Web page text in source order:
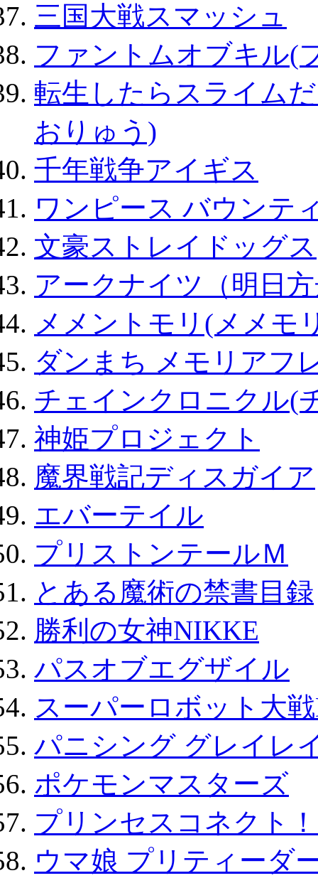
三国大戦スマッシュ
ファントムオブキル(
転生したらスライム
おりゅう)
千年戦争アイギス
ワンピース バウンテ
文豪ストレイドッグス
アークナイツ（明日
メメントモリ(メメモ
ダンまち メモリアフ
チェインクロニクル(
神姫プロジェクト
魔界戦記ディスガイア
エバーテイル
プリストンテールＭ
とある魔術の禁書目録
勝利の女神NIKKE
パスオブエグザイル
スーパーロボット大
パニシング グレイレ
ポケモンマスターズ
プリンセスコネクト
ウマ娘 プリティーダ